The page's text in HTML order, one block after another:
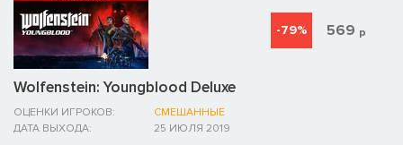
Wolfenstein: Youngblood Deluxe
ОЦЕНКИ ИГРОКОВ:
СМЕШАННЫЕ
ДАТА ВЫХОДА:
25 ИЮЛЯ 2019
-79% 569 р